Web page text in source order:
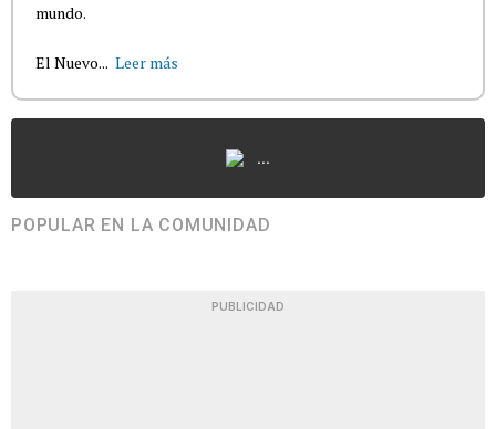
mundo.
El Nuevo... Leer más
...
POPULAR EN LA COMUNIDAD
PUBLICIDAD